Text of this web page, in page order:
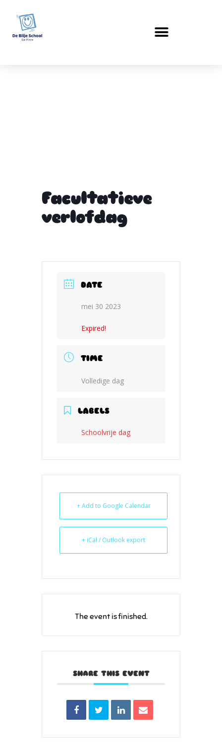
Facultatieve
verlofdag
DATE
mei 30 2023
Expired!
TIME
Volledige dag
LABELS
Schoolvrije dag
+ Add to Google Calendar
+ iCal / Outlook export
The event is finished.
SHARE THIS EVENT